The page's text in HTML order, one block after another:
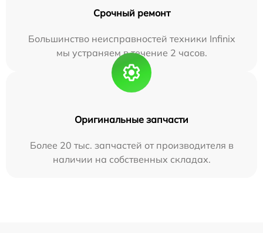
Срочный ремонт
Большинство неисправностей техники Infinix
мы устраняем в течение 2 часов.
Оригинальные запчасти
Более 20 тыс. запчастей от производителя в
наличии на собственных складах.